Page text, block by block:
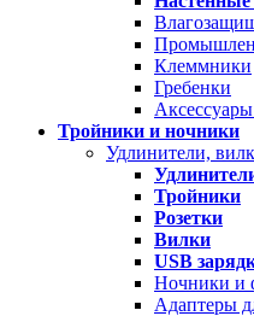
Клеммники
Гребенки
Тройники и ночники
Удлинители,
Тройники
Розетки
Вилки
USB
Ночники и
Адаптеры